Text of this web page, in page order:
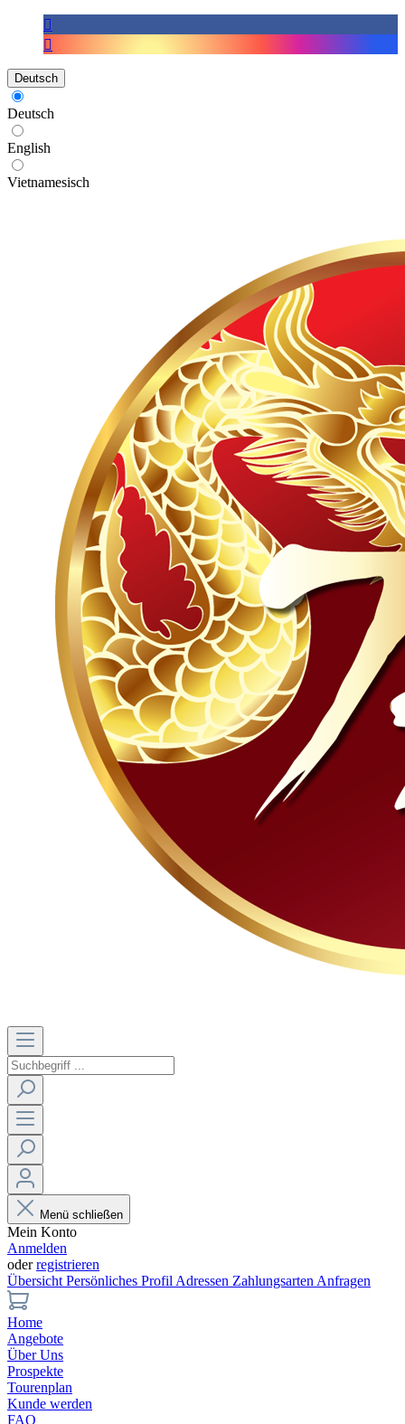
Deutsch
Deutsch
English
Vietnamesisch
Menü schließen
Mein Konto
Anmelden
oderregistrieren
Übersicht Persönliches Profil Adressen Zahlungsarten Anfragen
Home
Angebote
Über Uns
Prospekte
Tourenplan
Kunde werden
FAQ